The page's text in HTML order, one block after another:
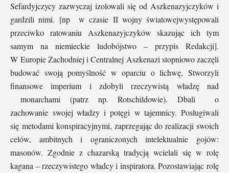
Sefardyjczycy zazwyczaj izolowali się od Aszkenazyjczyków i
gardzili nimi. [np w czasie II wojny światowejwystępowali
przeciwko ratowaniu Aszkenazyjczyków skazując ich tym
samym na niemieckie ludobójstwo – przypis Redakcji].
W Europie Zachodniej i Centralnej Aszkenazi stopniowo zaczęli
budować swoją pomyślność w oparciu o lichwę, Stworzyli
finansowe imperium i zdobyli rzeczywistą władzę nad
monarchami (patrz np. Rotschildowie). Dbali o
zachowanie swojej władzy i potęgi w tajemnicy. Posługiwali
się metodami konspiracyjnymi, zaprzegając do realizacji swoich
celów, ambitnych i ograniczonych intelektualnie gojów:
masonów. Zgodnie z chazarską tradycją wcielali się w rolę
kagana – rzeczywistego władcy i inspiratora. Pozostawiając rolę